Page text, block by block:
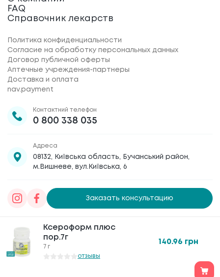
Ксероформ плюс
пор.7г
7 г
отзывы
140.96 грн
Ксероформ плюс
пор.7г
7 г
отзывы
140.96 грн
FAQ
Справочник лекарств
Политика конфиденциальности
Согласие на обработку персональных данных
Договор публичной оферты
Аптечные учреждения-партнеры
Доставка и оплата
nav.payment
Контактний телефон
0 800 338 035
Адреса
08132, Київська область, Бучанський район,
м.Вишневе, вул.Київська, 6
Заказать консультацию
Товариство з обмеженою відповідальністю
«Галафарм», код ЄДРПОУ 30886474 © 2020-2026